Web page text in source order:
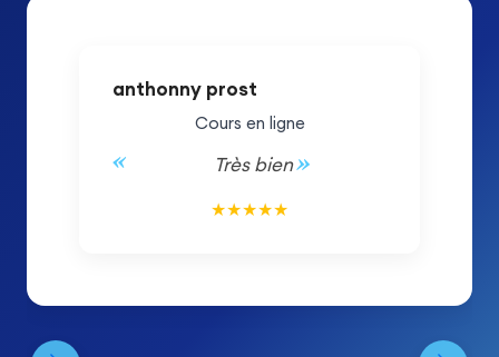
anthonny prost
Cours en ligne
Très bien
★★★★★